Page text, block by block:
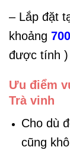
– Lắp đặt
khoảng
được tính )
Ưu điểm
Trà vinh
Cho dù
cũng